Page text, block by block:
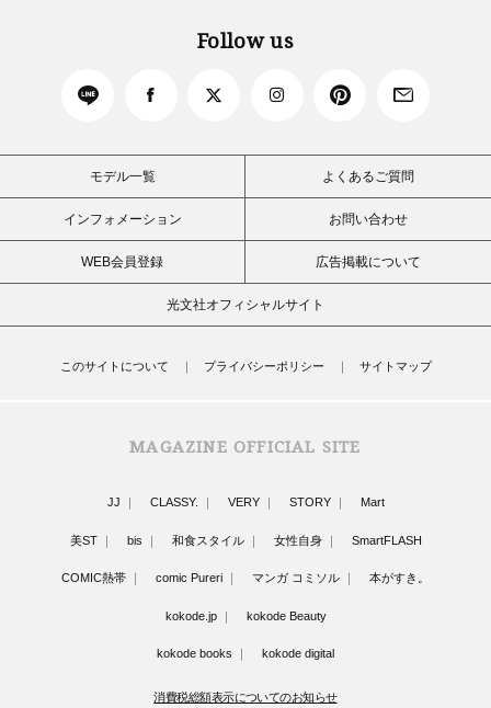
Follow us
モデル一覧 よくあるご質問
インフォメーション お問い合わせ
WEB会員登録 広告掲載について
光文社オフィシャルサイト
このサイトについて プライバシーポリシー サイトマップ
MAGAZINE OFFICIAL SITE
JJ CLASSY. VERY STORY Mart
美ST bis 和食スタイル 女性自身 SmartFLASH
COMIC熱帯 comic Pureri マンガ コミソル 本がすき。
kokode.jp kokode Beauty
kokode books kokode digital
消費税総額表示についてのお知らせ